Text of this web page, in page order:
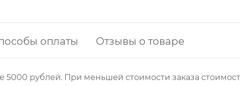
оплаты Отзывы о товаре
рублей. При меньшей стоимости заказа